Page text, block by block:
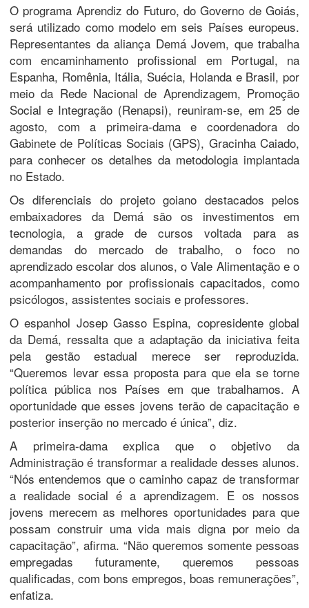
O programa Aprendiz do Futuro, do Governo de Goiás,
será utilizado como modelo em seis Países europeus.
Representantes da aliança Demá Jovem, que trabalha
com encaminhamento profissional em Portugal, na
Espanha, Romênia, Itália, Suécia, Holanda e Brasil, por
meio da Rede Nacional de Aprendizagem, Promoção
Social e Integração (Renapsi), reuniram-se, em 25 de
agosto, com a primeira-dama e coordenadora do
Gabinete de Políticas Sociais (GPS), Gracinha Caiado,
para conhecer os detalhes da metodologia implantada
no Estado.
Os diferenciais do projeto goiano destacados pelos
embaixadores da Demá são os investimentos em
tecnologia, a grade de cursos voltada para as
demandas do mercado de trabalho, o foco no
aprendizado escolar dos alunos, o Vale Alimentação e o
acompanhamento por profissionais capacitados, como
psicólogos, assistentes sociais e professores.
O espanhol Josep Gasso Espina, copresidente global
da Demá, ressalta que a adaptação da iniciativa feita
pela gestão estadual merece ser reproduzida.
“Queremos levar essa proposta para que ela se torne
política pública nos Países em que trabalhamos. A
oportunidade que esses jovens terão de capacitação e
posterior inserção no mercado é única”, diz.
A primeira-dama explica que o objetivo da
Administração é transformar a realidade desses alunos.
“Nós entendemos que o caminho capaz de transformar
a realidade social é a aprendizagem. E os nossos
jovens merecem as melhores oportunidades para que
possam construir uma vida mais digna por meio da
capacitação”, afirma. “Não queremos somente pessoas
empregadas futuramente, queremos pessoas
qualificadas, com bons empregos, boas remunerações”,
enfatiza.